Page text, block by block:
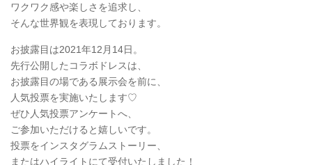
ワクワク感や楽しさを追求し、
そんな世界観を表現しております。
お披露目は2021年12月14日。
先行公開したコラボドレスは、
お披露目の場である展示会を前に、
人気投票を実施いたします♡
ぜひ人気投票アンケートへ、
ご参加いただけると嬉しいです。
投票をインスタグラムストーリー、
またはハイライトにて受付いたしました！